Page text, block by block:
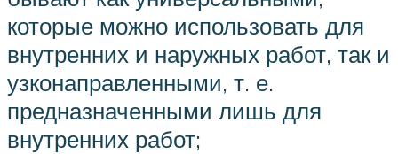
которые можно использовать для
внутренних и наружных работ, так и
узконаправленными, т. е.
предназначенными лишь для
внутренних работ;